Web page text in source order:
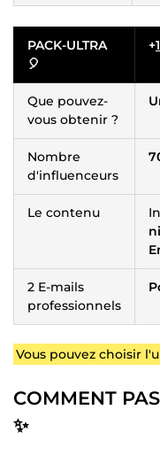
PACK-ULTRA
🎈
+
Que pouvez-
vous obtenir ?
Nombre
d'influenceurs
Le contenu
2 E-mails
professionnels
Vous pouvez choisir
COMMENT
✨